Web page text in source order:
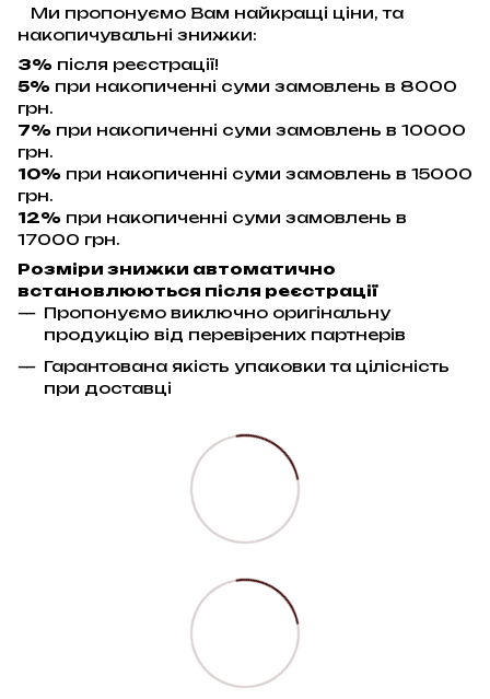
Ми пропонуємо Вам найкращі ціни, та
накопичувальні знижки:
3% після реєстрації!
5% при накопиченні суми замовлень в 8000
грн.
7% при накопиченні суми замовлень в 10000
грн.
10% при накопиченні суми замовлень в 15000
грн.
12% при накопиченні суми замовлень в
17000 грн.
Розміри знижки автоматично
встановлюються після реєстрації
Пропонуємо виключно оригінальну
продукцію від перевірених партнерів
Гарантована якість упаковки та цілісність
при доставці